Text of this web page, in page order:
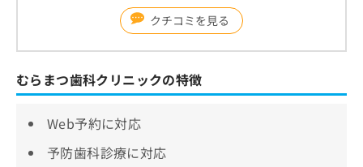
クチコミを見る
むらまつ歯科クリニックの特徴
Web予約に対応
予防歯科診療に対応